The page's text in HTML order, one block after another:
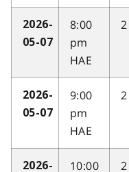
2026-
05-07
8:00
pm
HAE
2
2026-
05-07
9:00
pm
HAE
2
2026- 10:00 2